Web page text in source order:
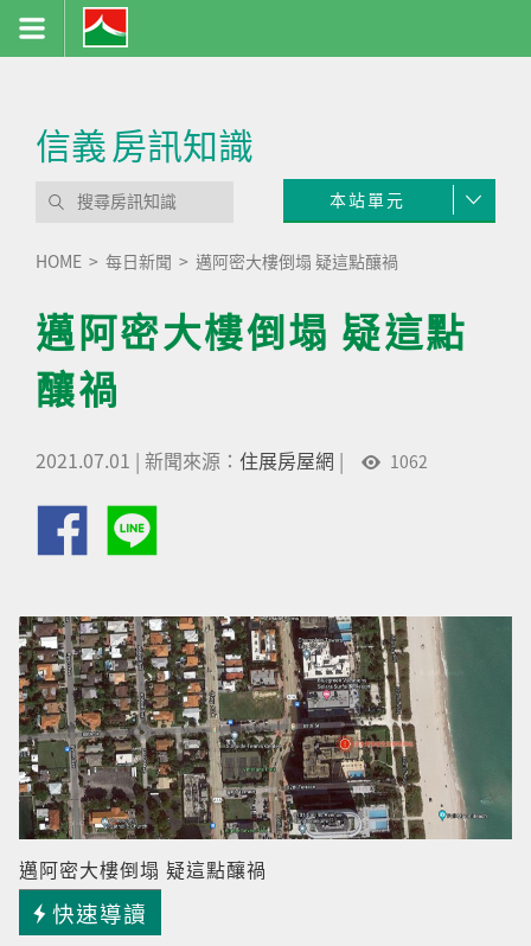
信義房訊知識
本站單元
HOME 每日新聞 邁阿密大樓倒塌 疑這點釀禍
邁阿密大樓倒塌 疑這點
釀禍
2021.07.01 | 新聞來源： 住展房屋網 | 1062
邁阿密大樓倒塌 疑這點釀禍
快速導讀